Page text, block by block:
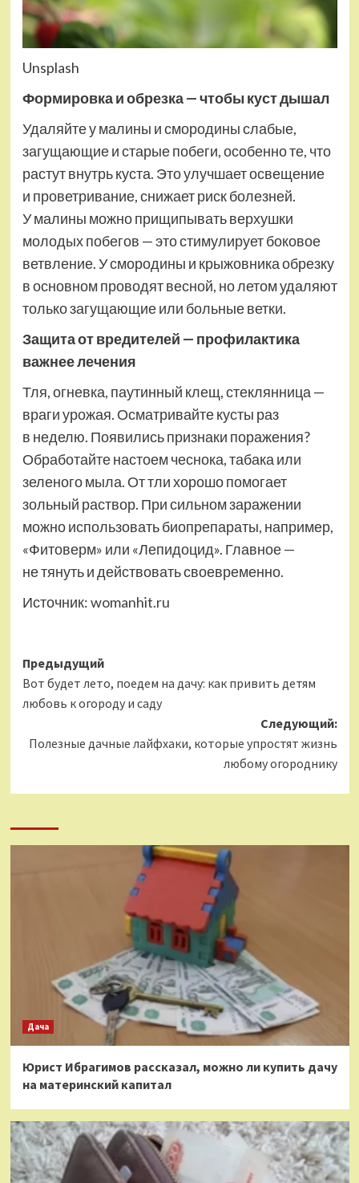
Unsplash
Формировка и обрезка — чтобы куст дышал
Удаляйте у малины и смородины слабые,
загущающие и старые побеги, особенно те, что
растут внутрь куста. Это улучшает освещение
и проветривание, снижает риск болезней.
У малины можно прищипывать верхушки
молодых побегов — это стимулирует боковое
ветвление. У смородины и крыжовника обрезку
в основном проводят весной, но летом удаляют
только загущающие или больные ветки.
Защита от вредителей — профилактика
важнее лечения
Тля, огневка, паутинный клещ, стеклянница —
враги урожая. Осматривайте кусты раз
в неделю. Появились признаки поражения?
Обработайте настоем чеснока, табака или
зеленого мыла. От тли хорошо помогает
зольный раствор. При сильном заражении
можно использовать биопрепараты, например,
«Фитоверм» или «Лепидоцид». Главное —
не тянуть и действовать своевременно.
Источник:womanhit.ru
Навигация
записи
Предыдущий
Вот будет лето, поедем на дачу: как привить детям
любовь к огороду и саду
Следующий:
Полезные дачные лайфхаки, которые упростят жизнь
любому огороднику
Дача
Юрист Ибрагимов рассказал, можно ли купить дачу
на материнский капитал